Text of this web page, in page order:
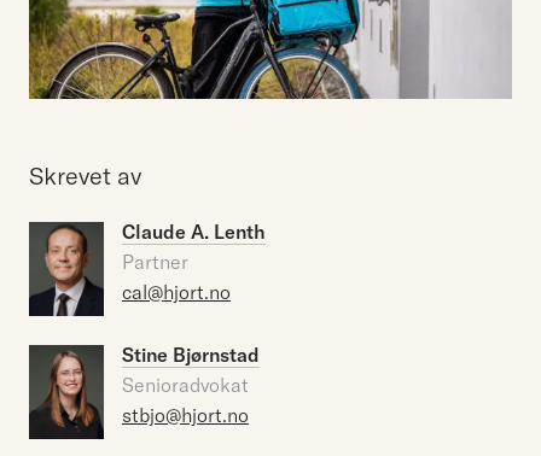
Skrevet av
Claude A. Lenth
Partner
cal@hjort.no
Stine Bjørnstad
Senioradvokat
stbjo@hjort.no